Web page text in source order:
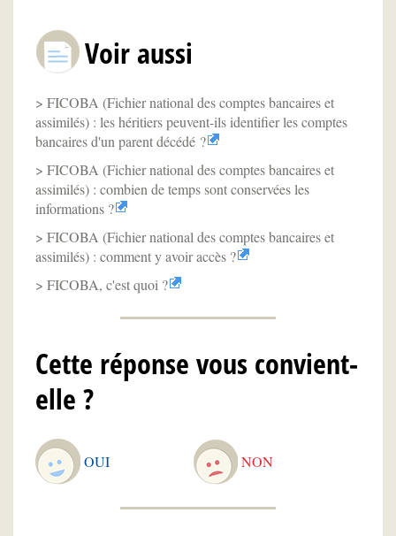
Voir aussi
FICOBA (Fichier national des comptes bancaires et
assimilés) : les héritiers peuvent-ils identifier les comptes
bancaires d'un parent décédé ?
FICOBA (Fichier national des comptes bancaires et
assimilés) : combien de temps sont conservées les
informations ?
FICOBA (Fichier national des comptes bancaires et
assimilés) : comment y avoir accès ?
FICOBA, c'est quoi ?
Cette réponse vous convient-
elle ?
OUI NON